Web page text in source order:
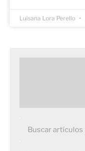
Luisana Lora Perello